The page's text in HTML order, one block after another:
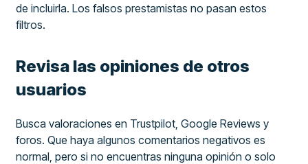
de incluirla. Los falsos prestamistas no pasan estos
filtros.
Revisa las opiniones de otros
usuarios
Busca valoraciones en Trustpilot, Google Reviews y
foros. Que haya algunos comentarios negativos es
normal, pero si no encuentras ninguna opinión o solo